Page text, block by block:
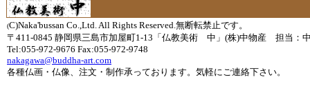
(C)Naka'bussan Co.,Ltd. All Rights Reserved.無断転禁止です。
〒411-0845 静岡県三島市加屋町1-13「仏教美術 中」(株)中物産 担当：
Tel:055-972-9676 Fax:055-972-9748
nakagawa@buddha-art.com
各種仏画・仏像、注文・制作承っております。気軽にご連絡下さい。